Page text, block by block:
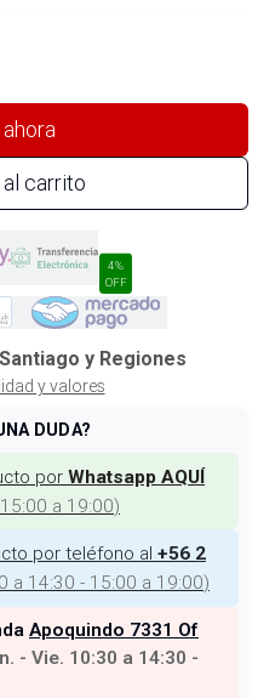
carrito
4%
OFF
Santiago y Regiones
y valores
DUDA?
por Whatsapp AQUÍ
a 19:00)
por teléfono al +56 2
a 14:30 - 15:00 a 19:00)
Apoquindo 7331 Of
- Vie. 10:30 a 14:30 -